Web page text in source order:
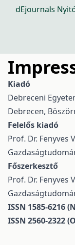
dEjournals
Kiadó
Debreceni
Debrecen,
Felelős kiadó
Prof. Dr. Fenyves
Főszerkesztő
Prof. Dr. Fenyves
ISSN 1585-6216
ISSN 2560-2322